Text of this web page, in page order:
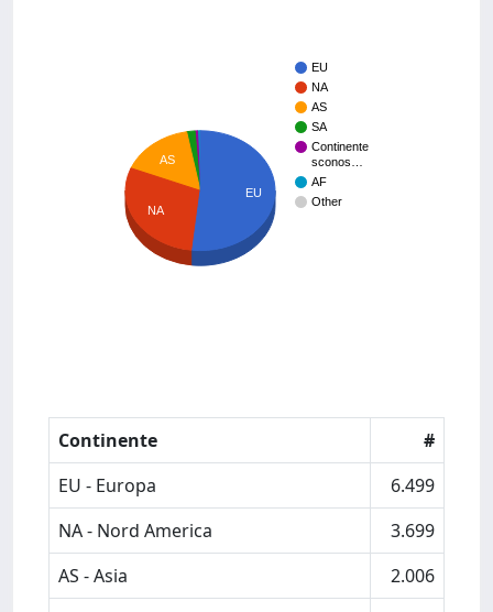
EU
NA
AS
SA
Continente
sconos…
AF
Other
AS
NA
EU
Continente
#
EU - Europa
6.499
NA - Nord America
3.699
AS - Asia
2.006